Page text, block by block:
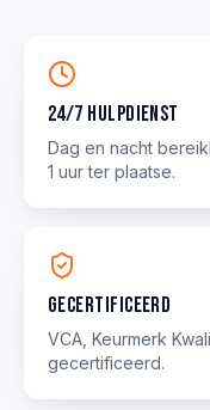
24/7 hulpdienst
Dag en nacht
1 uur ter plaatse.
Gecertificeerd
VCA, Keurmerk
gecertificeerd.